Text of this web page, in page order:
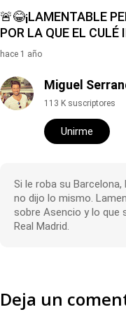
🚨😂¡LAMENTABLE
POR LA QUE EL
hace 1 año
Miguel
113 K suscriptores
Unirme
Si le roba su
no dijo lo mismo.
sobre Asencio y lo que
Real Madrid.
Deja un